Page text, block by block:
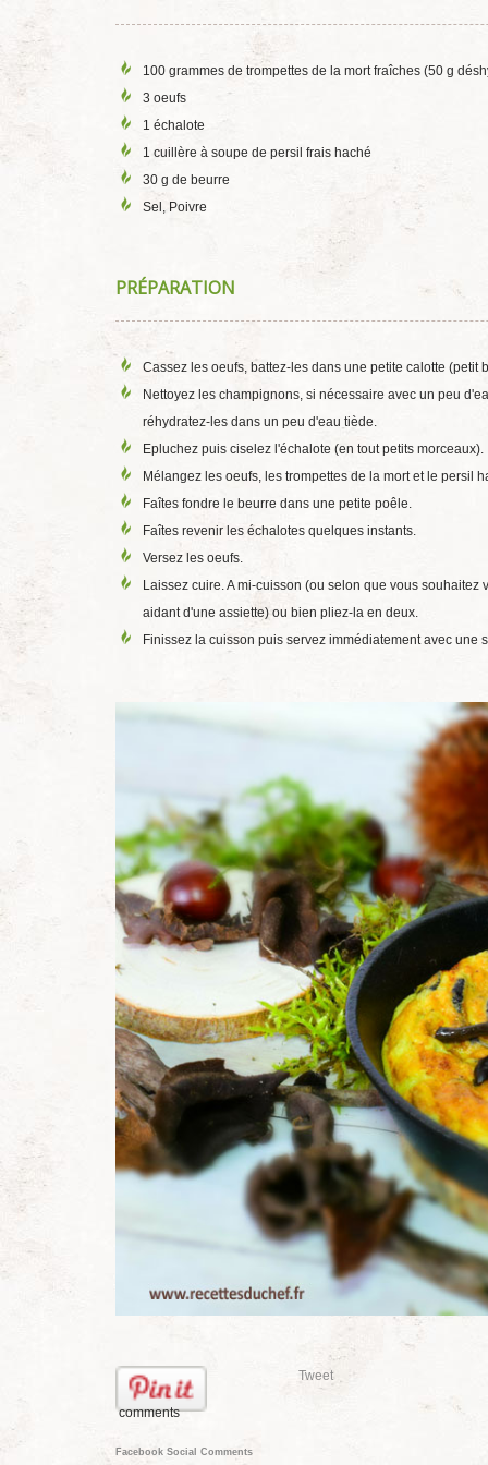
100 grammes de trompettes de la mort fraîches (50 g
3 oeufs
1 échalote
1 cuillère à soupe de persil frais haché
30 g de beurre
Sel, Poivre
PRÉPARATION
Cassez les oeufs, battez-les dans une petite calotte
Nettoyez les champignons, si nécessaire avec un peu
réhydratez-les dans un peu d'eau tiède.
Epluchez puis ciselez l'échalote (en tout petits morceaux).
Mélangez les oeufs, les trompettes de la mort et le persil
Faîtes fondre le beurre dans une petite poêle.
Faîtes revenir les échalotes quelques instants.
Versez les oeufs.
Laissez cuire. A mi-cuisson (ou selon que vous
aidant d'une assiette) ou bien pliez-la en deux.
Finissez la cuisson puis servez immédiatement avec une
Tweet
comments
Facebook Social Comments